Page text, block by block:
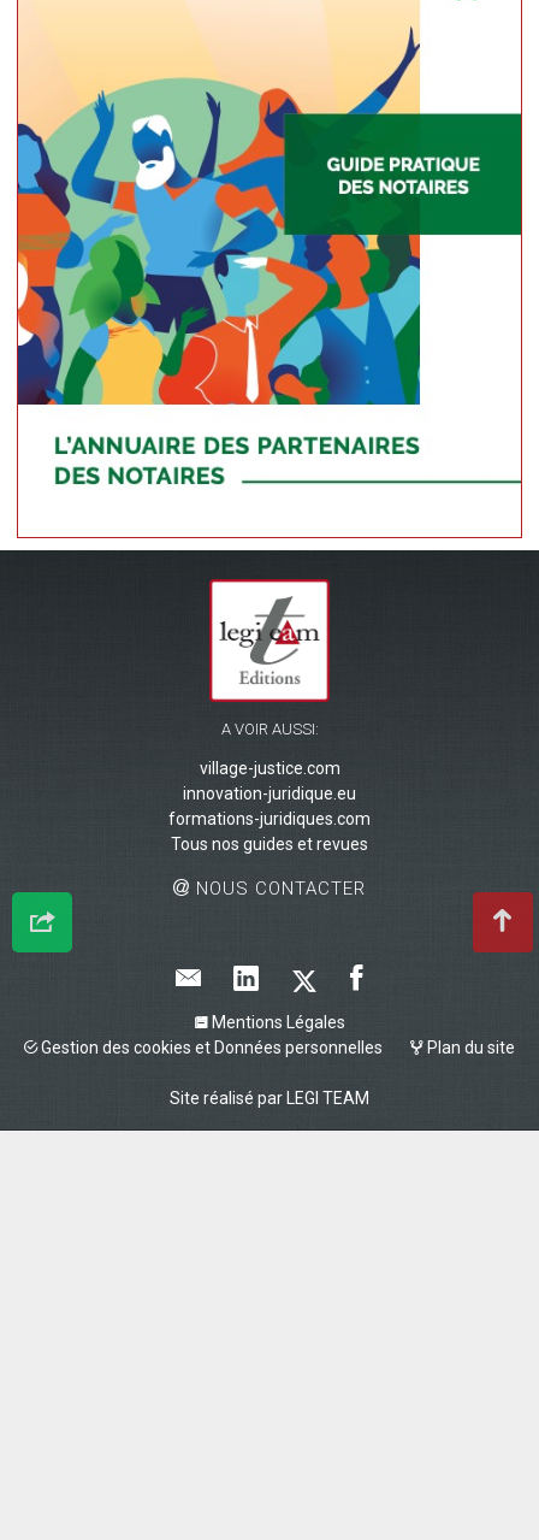
A VOIR AUSSI:
village-justice.com
innovation-juridique.eu
formations-juridiques.com
Tous nos guides et revues
NOUS CONTACTER
Mentions Légales
Gestion des cookies et Données personnelles
Plan du site
Site réalisé par LEGI TEAM